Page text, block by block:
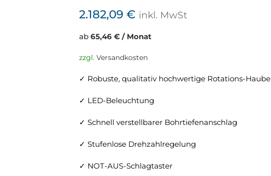
2.182,09 € inkl. MwSt
ab 65,46 € / Monat
zzgl. Versandkosten
✓ Robuste, qualitativ hochwertige Rotations-Haube
✓ LED-Beleuchtung
✓ Schnell verstellbarer Bohrtiefenanschlag
✓ Stufenlose Drehzahlregelung
✓ NOT-AUS-Schlagtaster